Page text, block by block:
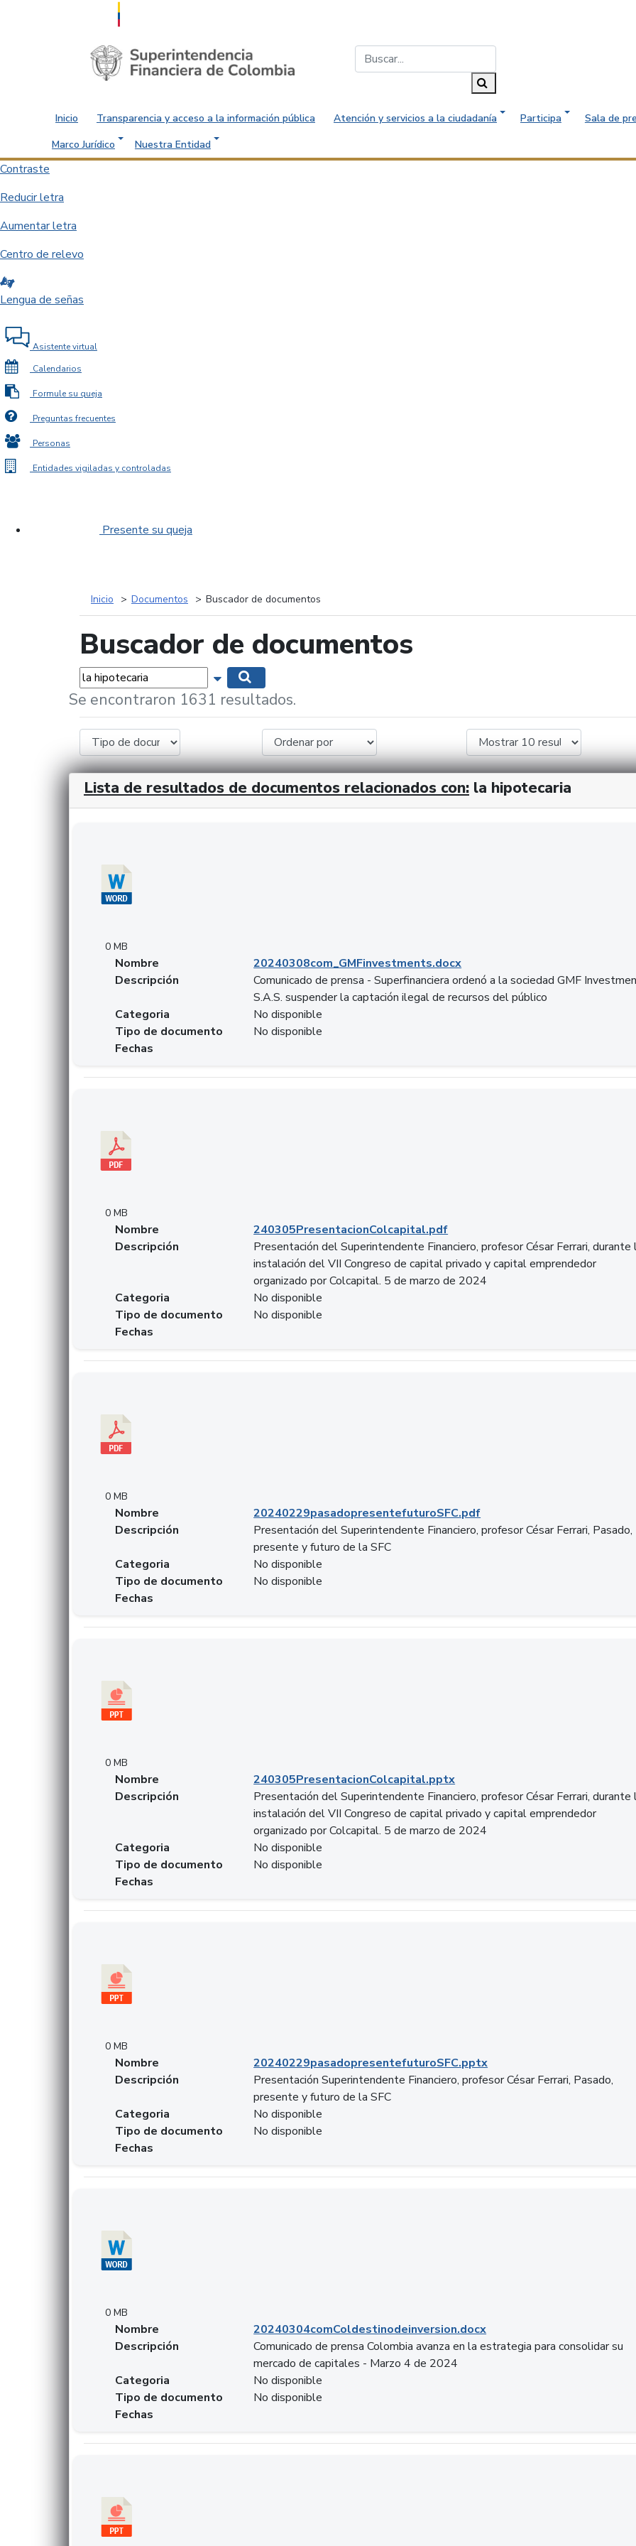
Saltar al contenido principal
Inicio Transparencia y acceso a la información pública Atención y servicios a la ciudadanía Participa
Sala de
Marco Jurídico
Nuestra Entidad
Contraste
Reducir letra
Aumentar letra
Centro de relevo
Lengua de señas
Asistente virtual
Calendarios
Formule su queja
Preguntas frecuentes
Personas
Entidades vigiladas y controladas
Presente su queja
Inicio Documentos Buscador de documentos
Buscador de documentos
Palabras... Mostrar opciones de búsqueda
Se encontraron 1631 resultados.
Lista de resultados de documentos relacionados con: la hipotecaria
0 MB
Nombre
20240308com_GMFinvestments.docx
Descripción
Comunicado de prensa - Superfinanciera ordenó a la sociedad GMF
S.A.S. suspender la captación ilegal de recursos del público
Categoria
No disponible
Tipo de documento
No disponible
Fechas
0 MB
Nombre
240305PresentacionColcapital.pdf
Descripción
Presentación del Superintendente Financiero, profesor César Ferrari, durante
instalación del VII Congreso de capital privado y capital emprendedor
organizado por Colcapital. 5 de marzo de 2024
Categoria
No disponible
Tipo de documento
No disponible
Fechas
0 MB
Nombre
20240229pasadopresentefuturoSFC.pdf
Descripción
Presentación del Superintendente Financiero, profesor César Ferrari, Pasado,
presente y futuro de la SFC
Categoria
No disponible
Tipo de documento
No disponible
Fechas
0 MB
Nombre
240305PresentacionColcapital.pptx
Descripción
Presentación del Superintendente Financiero, profesor César Ferrari, durante
instalación del VII Congreso de capital privado y capital emprendedor
organizado por Colcapital. 5 de marzo de 2024
Categoria
No disponible
Tipo de documento
No disponible
Fechas
0 MB
Nombre
20240229pasadopresentefuturoSFC.pptx
Descripción
Presentación Superintendente Financiero, profesor César Ferrari, Pasado,
presente y futuro de la SFC
Categoria
No disponible
Tipo de documento
No disponible
Fechas
0 MB
Nombre
20240304comColdestinodeinversion.docx
Descripción
Comunicado de prensa Colombia avanza en la estrategia para consolidar su
mercado de capitales - Marzo 4 de 2024
Categoria
No disponible
Tipo de documento
No disponible
Fechas